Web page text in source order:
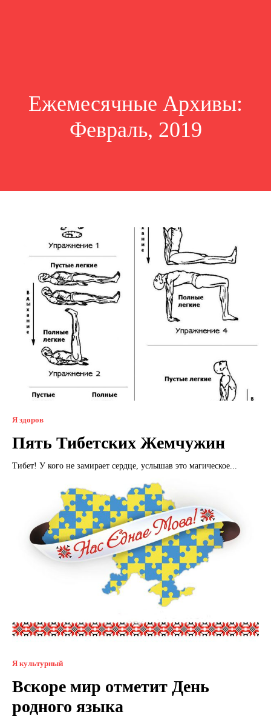
Ежемесячные Архивы:
Февраль, 2019
Я здоров
Пять Тибетских Жемчужин
Тибет! У кого не замирает сердце, услышав это магическое...
Я культурный
Вскоре мир отметит День
родного языка